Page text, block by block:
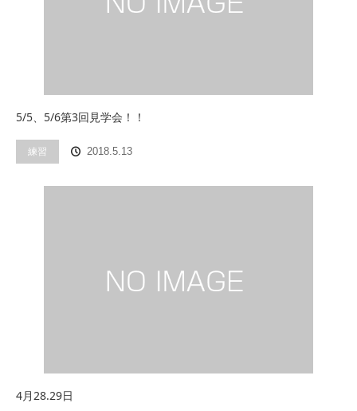
5/5、5/6第3回見学会！！
練習 2018.5.13
4月28.29日